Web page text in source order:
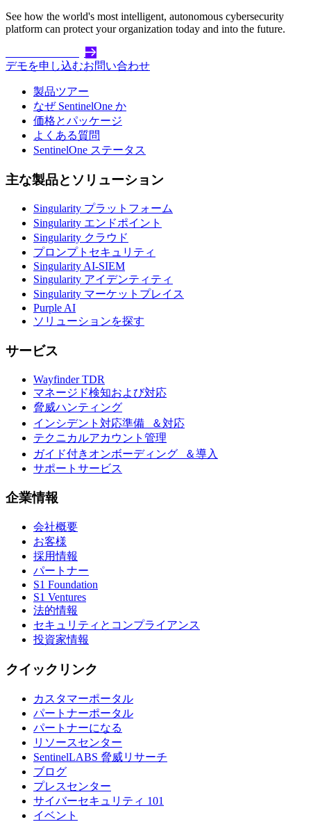
See how the world's most intelligent, autonomous cybersecurity
platform can protect your organization today and into the future.
デモを申し込むお問い合わせ
製品ツアー
なぜ SentinelOne か
価格とパッケージ
よくある質問
SentinelOne ステータス
主な製品とソリューション
Singularity プラットフォーム
Singularity エンドポイント
Singularity クラウド
プロンプトセキュリティ
Singularity AI-SIEM
Singularity アイデンティティ
Singularity マーケットプレイス
Purple AI
ソリューションを探す
サービス
Wayfinder TDR
マネージド検知および対応
脅威ハンティング
インシデント対応準備 ＆対応
テクニカルアカウント管理
ガイド付きオンボーディング ＆導入
サポートサービス
企業情報
会社概要
お客様
採用情報
パートナー
S1 Foundation
S1 Ventures
法的情報
セキュリティとコンプライアンス
投資家情報
クイックリンク
カスタマーポータル
パートナーポータル
パートナーになる
リソースセンター
SentinelLABS 脅威リサーチ
ブログ
プレスセンター
サイバーセキュリティ 101
イベント